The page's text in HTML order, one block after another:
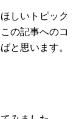
しいトピック
の記事へのコ
と思います。